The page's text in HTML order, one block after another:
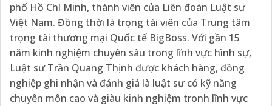
phố Hồ Chí Minh, thành viên của Liên đoàn Luật sư
Việt Nam. Đồng thời là trọng tài viên của Trung tâm
trọng tài thương mại Quốc tế BigBoss. Với gần 15
năm kinh nghiệm chuyên sâu trong lĩnh vực hình sự,
Luật sư Trần Quang Thịnh được khách hàng, đồng
nghiệp ghi nhận và đánh giá là luật sư có kỹ năng
chuyên môn cao và giàu kinh nghiệm tronh lĩnh vực